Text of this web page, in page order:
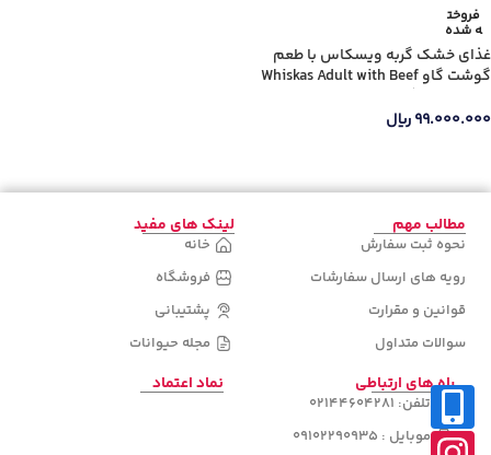
دسته‌های
فروخت
ه شده
غذای خشک گربه ویسکاس با طعم
گوشت گاو Whiskas Adult with Beef
۹۹.۰۰۰.۰۰۰ریال
مطالب مهم
نحوه ثبت سفارش
رویه های ارسال سفارشات
قوانین و مقرارت
سوالات متداول
لینک های مفید
خانه
فروشگاه
پشتیبانی
مجله حیوانات
راه های ارتباطی
تلفن: 02144604281
موبایل : 09102290935
نماد اعتماد